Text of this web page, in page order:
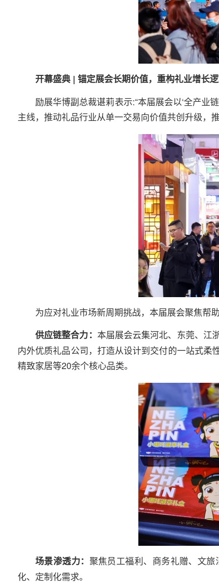
开幕盛典 | 锚定展会长期价值，重构礼业增长
励展华博副总裁谌莉表示:“本届展会以‘全产业
主线，推动礼品行业从单一交易向价值共创升级，
为应对礼业市场新周期挑战，本届展会聚焦帮
供应链整合力： 本届展会云集河北、东莞、江
内外优质礼品公司，打造从设计到交付的一站式
精致家居等20余个核心品类。
场景渗透力： 聚焦员工福利、商务礼赠、文
化、定制化需求。